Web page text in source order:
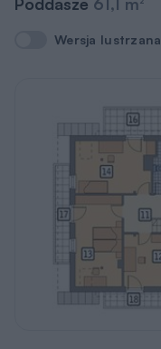
Wersja lustrzana
Wersja lustrzana